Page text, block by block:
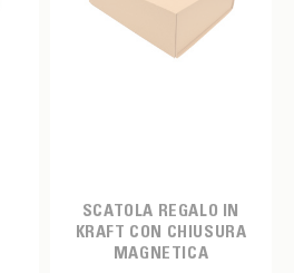
SCATOLA REGALO IN
KRAFT CON CHIUSURA
MAGNETICA